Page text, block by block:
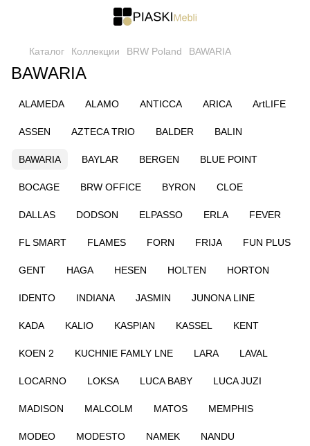
Каталог Коллекции BRW Poland BAWARIA
BAWARIA
ALAMEDA ALAMO ANTICCA ARICA ArtLIFE
ASSEN AZTECA TRIO BALDER BALIN
BAWARIA BAYLAR BERGEN BLUE POINT
BOCAGE BRW OFFICE BYRON CLOE
DALLAS DODSON ELPASSO ERLA FEVER
FL SMART FLAMES FORN FRIJA FUN PLUS
GENT HAGA HESEN HOLTEN HORTON
IDENTO INDIANA JASMIN JUNONA LINE
KADA KALIO KASPIAN KASSEL KENT
KOEN 2 KUCHNIE FAMLY LNE LARA LAVAL
LOCARNO LOKSA LUCA BABY LUCA JUZI
MADISON MALCOLM MATOS MEMPHIS
MODEO MODESTO NAMEK NANDU